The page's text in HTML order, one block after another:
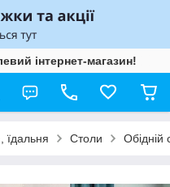
інтернет-магазин!
їдальня Столи Обідній